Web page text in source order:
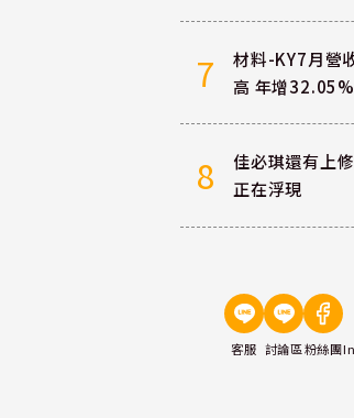
7
材料-KY7月營
高 年增32.05%
8
佳必琪還有上
正在浮現
客服 討論區粉絲團